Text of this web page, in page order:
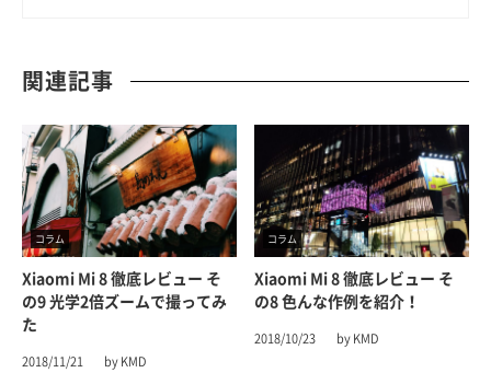
関連記事
コラム
Xiaomi Mi 8 徹底レビュー そ
の9 光学2倍ズームで撮ってみ
た
2018/11/21 by KMD
コラム
Xiaomi Mi 8 徹底レビュー そ
の8 色んな作例を紹介！
2018/10/23 by KMD